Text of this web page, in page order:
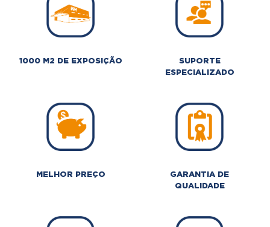
1000 M2 DE EXPOSIÇÃO
SUPORTE
ESPECIALIZADO
MELHOR PREÇO
GARANTIA DE
QUALIDADE